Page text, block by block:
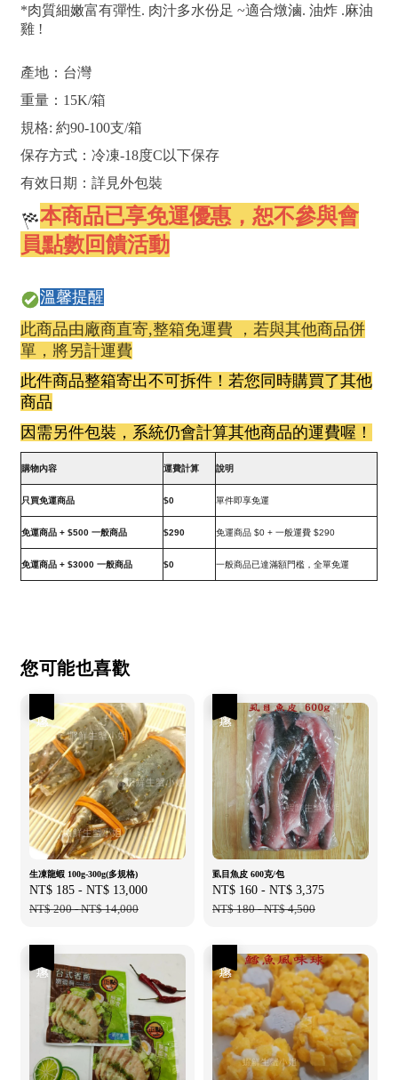
*肉質細嫩富有彈性. 肉汁多水份足 ~適合燉滷. 油炸 .麻油
雞 !
產地：台灣
重量：15K/箱
規格: 約90-100支/箱
保存方式：冷凍-18度C以下保存
有效日期：詳見外包裝
本商品已享免運優惠，恕不參與會
員點數回饋活動
溫馨提醒
此商品由廠商直寄,整箱免運費 ，若與其他商品併
單，將另計運費
此件商品整箱寄出不可拆件！若您同時購買了其他
商品
因需另件包裝，系統仍會計算其他商品的運費喔！
購物內容 運費計算 說明
只買免運商品 $0 單件即享免運
免運商品 + $500 一般商品 $290 免運商品 $0 + 一般運費 $290
免運商品 + $3000 一般商品 $0 一般商品已達滿額門檻，全單免運
您可能也喜歡
生凍龍蝦 100g-300g(多規格)
Sale
price
NT$ 185 - NT$ 13,000
NT$ 200-NT$ 14,000
虱目魚皮 600克/包
Sale
price
NT$ 160 - NT$ 3,375
NT$ 180-NT$ 4,500